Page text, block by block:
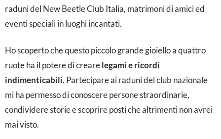
b
r
i
o
p
e
r
m
raduni del New Beetle Club Italia, matrimoni di amici ed
eventi speciali in luoghi incantati.
Ho scoperto che questo piccolo grande gioiello a quattro
ruote ha il potere di crearelegami e ricordi
indimenticabili. Partecipare ai raduni del club nazionale
mi ha permesso di conoscere persone straordinarie,
condividere storie e scoprire posti che altrimenti non avrei
mai visto.